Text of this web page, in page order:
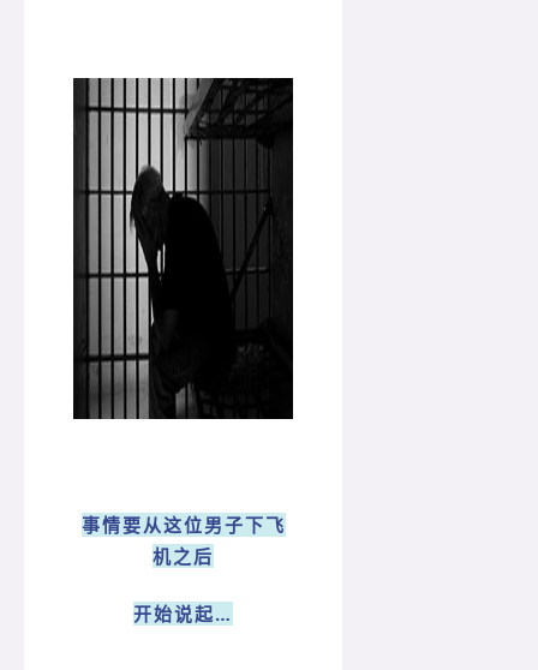
事情要从这位男子下飞
机之后
开始说起…